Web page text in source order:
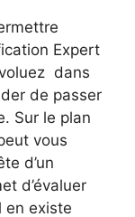
Expert
dans
de passer
Sur le plan
vous
d’un
d’évaluer
en existe